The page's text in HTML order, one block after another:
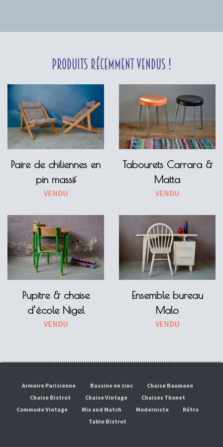
Produits récemment vendus !
Paire de chiliennes en
pin massif
VENDU
Tabourets Carrara &
Matta
VENDU
Pupitre & chaise
d’école Nigel
VENDU
Ensemble bureau
Malo
VENDU
Armoire Parisienne Bassine en zinc
Chaise Baumann
Chaise Bistrot
Chaise Vintage
Chaises Thonet
Commode Vintage
Mix and Match Moderniste
Rétro
Table Bistrot